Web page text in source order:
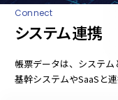
Connect
システム連携
帳票データは、システ
基幹システムやSaaSと